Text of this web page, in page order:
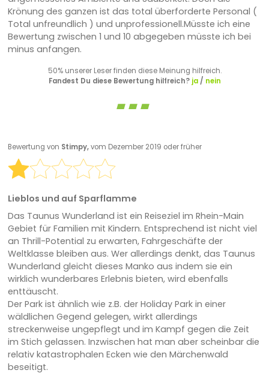
Krönung des ganzen ist das total überforderte Personal (
Total unfreundlich ) und unprofessionell.Müsste ich eine
Bewertung zwischen 1 und 10 abgegeben müsste ich bei
minus anfangen.
50% unserer Leser finden diese Meinung hilfreich.
Fandest Du diese Bewertung hilfreich? ja/ nein
Bewertung von Stimpy,vom Dezember 2019 oder früher
Lieblos und auf Sparflamme
Das Taunus Wunderland ist ein Reiseziel im Rhein-Main
Gebiet für Familien mit Kindern. Entsprechend ist nicht viel
an Thrill-Potential zu erwarten, Fahrgeschäfte der
Weltklasse bleiben aus. Wer allerdings denkt, das Taunus
Wunderland gleicht dieses Manko aus indem sie ein
wirklich wunderbares Erlebnis bieten, wird ebenfalls
enttäuscht.
Der Park ist ähnlich wie z.B. der Holiday Park in einer
wäldlichen Gegend gelegen, wirkt allerdings
streckenweise ungepflegt und im Kampf gegen die Zeit
im Stich gelassen. Inzwischen hat man aber scheinbar die
relativ katastrophalen Ecken wie den Märchenwald
beseitigt.